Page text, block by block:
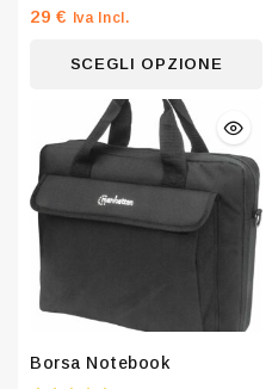
0
su
29€ Iva Incl.
SCEGLI OPZIONE
Borsa Notebook